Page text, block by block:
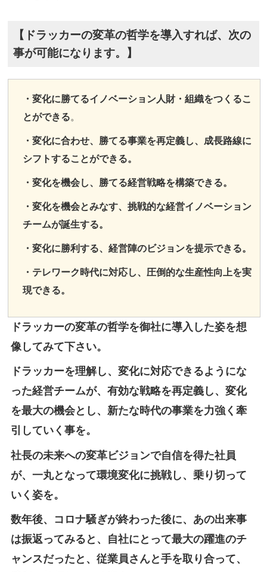
【ドラッカーの変革の哲学を導入すれば、次の
事が可能になります。】
・変化に勝てるイノベーション人財・組織をつくるこ
とができる。
・変化に合わせ、勝てる事業を再定義し、成長路線に
シフトすることができる。
・変化を機会し、勝てる経営戦略を構築できる。
・変化を機会とみなす、挑戦的な経営イノベーション
チームが誕生する。
・変化に勝利する、経営陣のビジョンを提示できる。
・テレワーク時代に対応し、圧倒的な生産性向上を実
現できる。
ドラッカーの変革の哲学を御社に導入した姿を想
像してみて下さい。
ドラッカーを理解し、変化に対応できるようにな
った経営チームが、有効な戦略を再定義し、変化
を最大の機会とし、新たな時代の事業を力強く牽
引していく事を。
社長の未来への変革ビジョンで自信を得た社員
が、一丸となって環境変化に挑戦し、乗り切って
いく姿を。
数年後、コロナ騒ぎが終わった後に、あの出来事
は振返ってみると、自社にとって最大の躍進のチ
ャンスだったと、従業員さんと手を取り合って、